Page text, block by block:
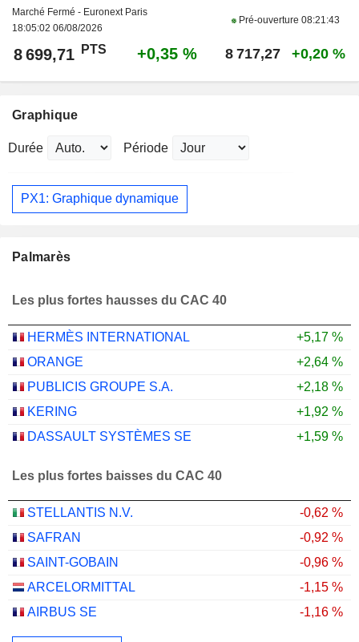
Marché Fermé - Euronext Paris
18:05:02 06/08/2026
Pré-ouverture 08:21:43
8 699,71 PTS +0,35 % 8 717,27 +0,20 %
Graphique
Durée Période
PX1: Graphique dynamique
Palmarès
Les plus fortes hausses du CAC 40
HERMÈS INTERNATIONAL
+5,17 %
ORANGE
+2,64 %
PUBLICIS GROUPE S.A.
+2,18 %
KERING
+1,92 %
DASSAULT SYSTÈMES SE
+1,59 %
Les plus fortes baisses du CAC 40
STELLANTIS N.V.
-0,62 %
SAFRAN
-0,92 %
SAINT-GOBAIN
-0,96 %
ARCELORMITTAL
-1,15 %
AIRBUS SE
-1,16 %